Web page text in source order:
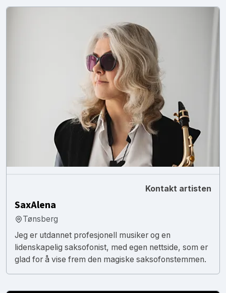
Kontakt artisten
SaxAlena
Tønsberg
Jeg er utdannet profesjonell musiker og en
lidenskapelig saksofonist, med egen nettside, som er
glad for å vise frem den magiske saksofonstemmen.